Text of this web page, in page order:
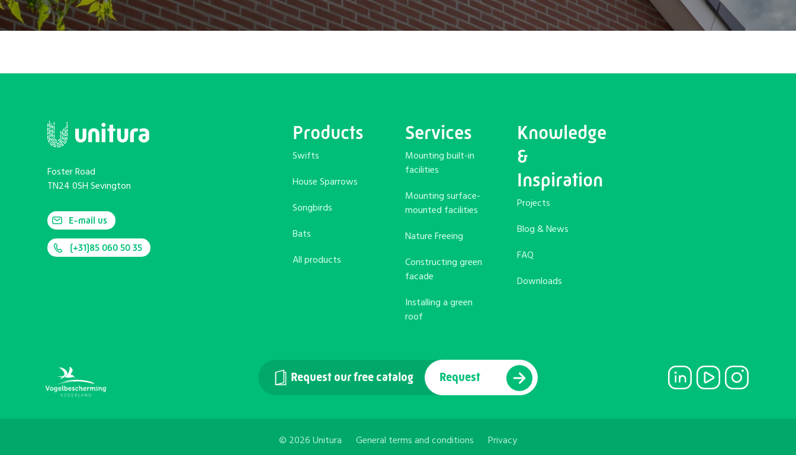
Foster Road
TN24 0SH Sevington
E-mail us
(+31)85 060 50 35
Products
Swifts
House Sparrows
Songbirds
Bats
All products
Services
Mounting built-in
facilities
Mounting surface-
mounted facilities
Nature Freeing
Constructing green
facade
Installing a green
roof
Knowledge
&
Inspiration
Projects
Blog & News
FAQ
Downloads
Request our free catalog Request
© 2026 Unitura General terms and conditions Privacy